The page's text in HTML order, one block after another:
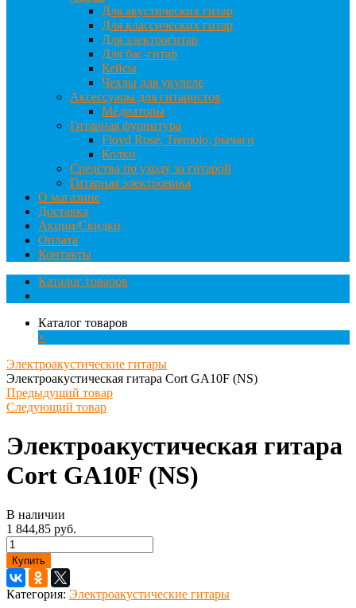
Для акустических гитар
Для классических гитар
Для электрогитар
Для бас-гитар
Кейсы
Чехлы для укулеле
Аксессуары для гитаристов
Медиаторы
Гитарная фурнитура
Floyd Rose, Tremolo, рычаги
Колки
Средства по уходу за гитарой
Гитарная электроника
О магазине
Доставка
Акции/Скидки
Оплата
Контакты
Каталог товаров
Каталог товаров
×
Электроакустические гитары
Электроакустическая гитара Cort GA10F (NS)
Предыдущий товар
Следующий товар
Электроакустическая гитара
Cort GA10F (NS)
В наличии
1 844,85 руб.
Купить
Категория: Электроакустические гитары